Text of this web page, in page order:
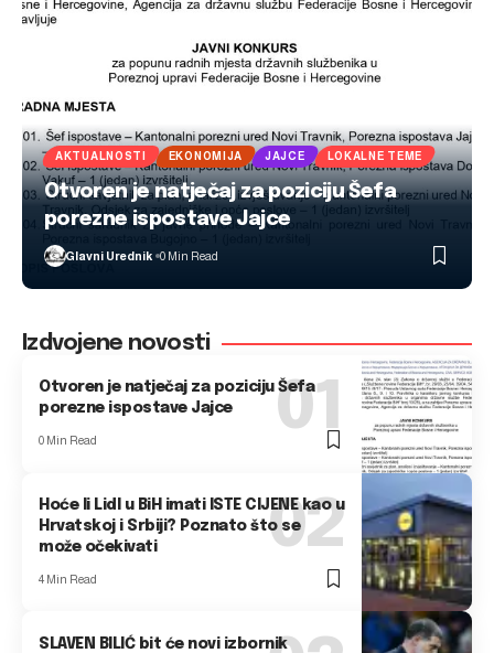
AKTUALNOSTI EKONOMIJA JAJCE LOKALNE TEME
Otvoren je natječaj za poziciju Šefa
porezne ispostave Jajce
Glavni Urednik 0 Min Read
Izdvojene novosti
Otvoren je natječaj za poziciju Šefa
porezne ispostave Jajce
0 Min Read
Hoće li Lidl u BiH imati ISTE CIJENE kao u
Hrvatskoj i Srbiji? Poznato što se
može očekivati
4 Min Read
SLAVEN BILIĆ bit će novi izbornik